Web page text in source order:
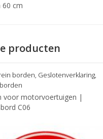
60 cm
producten
borden, Geslotenverklaring,
voor motorvoertuigen |
C06